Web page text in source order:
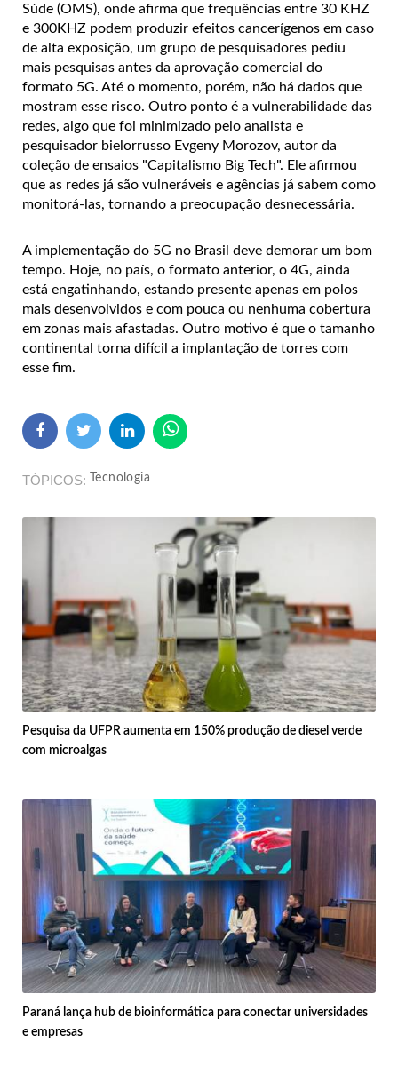
Súde (OMS), onde afirma que frequências entre 30 KHZ
e 300KHZ podem produzir efeitos cancerígenos em caso
de alta exposição, um grupo de pesquisadores pediu
mais pesquisas antes da aprovação comercial do
formato 5G. Até o momento, porém, não há dados que
mostram esse risco. Outro ponto é a vulnerabilidade das
redes, algo que foi minimizado pelo analista e
pesquisador bielorrusso Evgeny Morozov, autor da
coleção de ensaios "Capitalismo Big Tech". Ele afirmou
que as redes já são vulneráveis e agências já sabem como
monitorá-las, tornando a preocupação desnecessária.
A implementação do 5G no Brasil deve demorar um bom
tempo. Hoje, no país, o formato anterior, o 4G, ainda
está engatinhando, estando presente apenas em polos
mais desenvolvidos e com pouca ou nenhuma cobertura
em zonas mais afastadas. Outro motivo é que o tamanho
continental torna difícil a implantação de torres com
esse fim.
TÓPICOS Tecnologia
Pesquisa da UFPR aumenta em 150% produção de diesel verde
com microalgas
Paraná lança hub de bioinformática para conectar universidades
e empresas